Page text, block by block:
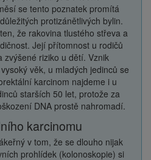
se tento poznatek promítá
protizánětlivých bylin.
že rakovina tlustého střeva a
Její přítomnost u rodičů
zvýšené riziko u dětí. Vznik
věk, u mladých jedinců se
karcinom najdeme i u
starších 50 let, protože za
DNA prostě nahromadí.
karcinomu
v tom, že se dlouho nijak
prohlídek (kolonoskopie) si